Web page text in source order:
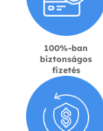
100%-ban
biztonságos
fizetés